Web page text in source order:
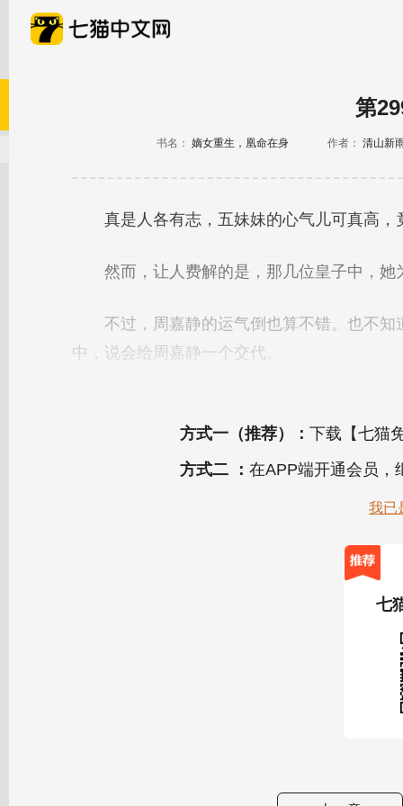
第
书名： 嫡女重生，凰命在身 作者： 清山新
方式一（推荐）： 下载【七猫
方式二 ： 在APP端开通会员，
我已
七